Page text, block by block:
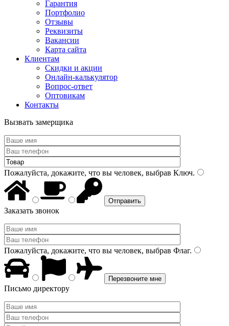
Гарантия
Портфолио
Отзывы
Реквизиты
Вакансии
Карта сайта
Клиентам
Скидки и акции
Онлайн-калькулятор
Вопрос-ответ
Оптовикам
Контакты
Вызвать замерщика
Пожалуйста, докажите, что вы человек, выбрав Ключ.
Заказать звонок
Пожалуйста, докажите, что вы человек, выбрав Флаг.
Письмо директору